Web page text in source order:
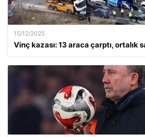
15/12/2025
Vinç kazası: 13 araca çarptı, ortalık